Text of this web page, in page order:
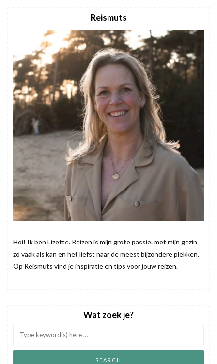
Reismuts
Hoi! Ik ben Lizette. Reizen is mijn grote passie. met mijn gezin
zo vaak als kan en het liefst naar de meest bijzondere plekken.
Op Reismuts vind je inspiratie en tips voor jouw reizen.
Wat zoek je?